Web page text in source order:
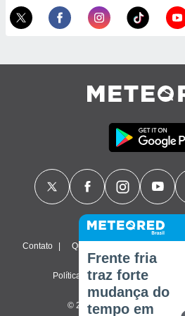
Contato Quem Somos
Política de privacidade
© 2026 Meteored. Todos os
Frente fria
traz forte
mudança do
tempo em